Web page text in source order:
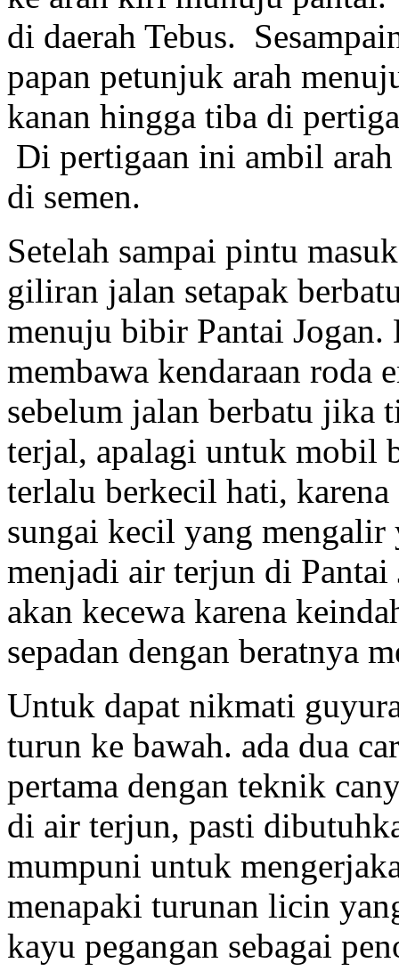
di daerah Tebus.
papan petunjuk arah
kanan hingga tiba di
Di pertigaan ini ambil
di semen.
Setelah sampai pintu
giliran jalan setapak
menuju bibir Pantai Jogan.
membawa kendaraan roda
sebelum jalan berbatu jika
terjal, apalagi untuk mobil
terlalu berkecil hati,
sungai kecil yang mengalir
menjadi air terjun di Pantai
akan kecewa karena
sepadan dengan beratnya
Untuk dapat nikmati
turun ke bawah. ada dua
pertama dengan teknik
di air terjun, pasti
mumpuni untuk
menapaki turunan licin
kayu pegangan sebagai